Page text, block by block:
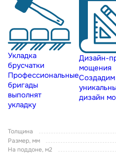
Укладка
брусчатки
Профессиональные
бригады
выполнят
укладку
Дизайн-
мощения
Создадим
дизайн
Толщина
Размер, мм
На поддоне, м2